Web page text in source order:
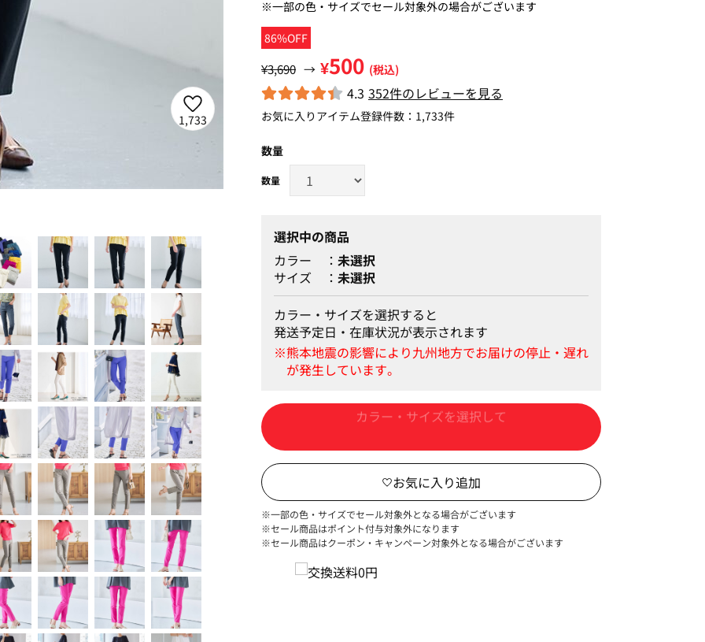
1,733
86%OFF
※一部の色・サイズでセール対象外の場合がございます
¥3,690 → ¥500 (税込)
4.3 352件のレビューを見る
お気に入りアイテム登録件数： 1,733件
数量
選択中の商品
カラー
未選択
サイズ
未選択
カラー・サイズを選択すると
発送予定日・在庫状況が表示されます
カートに入れる
※一部の色・サイズでセール対象外となる場合がございます
※セール商品はポイント付与対象外になります
※セール商品はクーポン・キャンペーン対象外となる場合がございます